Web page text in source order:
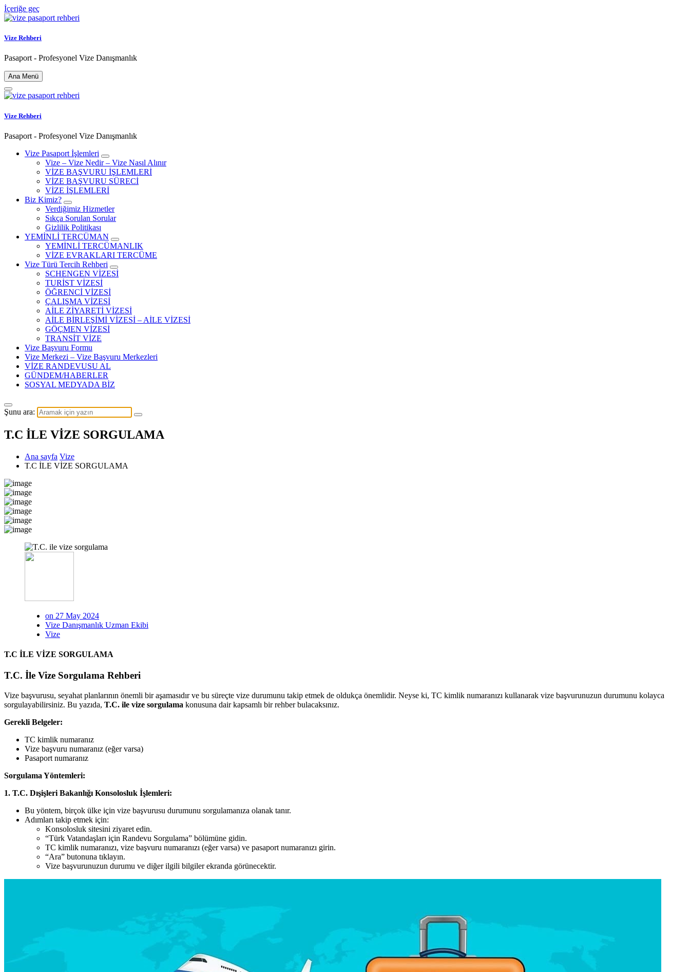
İçeriğe geç
Vize Rehberi
Pasaport - Profesyonel Vize Danışmanlık
Ana Menü
Vize Rehberi
Pasaport - Profesyonel Vize Danışmanlık
Vize Pasaport İşlemleri
Vize – Vize Nedir – Vize Nasıl Alınır
VİZE BAŞVURU İŞLEMLERİ
VİZE BAŞVURU SÜRECİ
VİZE İŞLEMLERİ
Biz Kimiz?
Verdiğimiz Hizmetler
Sıkça Sorulan Sorular
Gizlilik Politikası
YEMİNLİ TERCÜMAN
YEMİNLİ TERCÜMANLIK
VİZE EVRAKLARI TERCÜME
Vize Türü Tercih Rehberi
SCHENGEN VİZESİ
TURİST VİZESİ
ÖĞRENCİ VİZESİ
ÇALIŞMA VİZESİ
AİLE ZİYARETİ VİZESİ
AİLE BİRLEŞİMİ VİZESİ – AİLE VİZESİ
GÖÇMEN VİZESİ
TRANSİT VİZE
Vize Başvuru Formu
Vize Merkezi – Vize Başvuru Merkezleri
VİZE RANDEVUSU AL
GÜNDEM/HABERLER
SOSYAL MEDYADA BİZ
Şunu ara:
T.C İLE VİZE SORGULAMA
Ana sayfa Vize
T.C İLE VİZE SORGULAMA
on 27 May 2024
Vize Danışmanlık Uzman Ekibi
Vize
T.C İLE VİZE SORGULAMA
T.C. İle Vize Sorgulama Rehberi
Vize başvurusu, seyahat planlarının önemli bir aşamasıdır ve bu süreçte vize durumunu takip etmek de oldukça önemlidir. Neyse ki, TC kimlik numaranızı kullanarak vize başvurunuzun durumunu kolayca
sorgulayabilirsiniz. Bu yazıda, T.C. ile vize sorgulama konusuna dair kapsamlı bir rehber bulacaksınız.
Gerekli Belgeler:
TC kimlik numaranız
Vize başvuru numaranız (eğer varsa)
Pasaport numaranız
Sorgulama Yöntemleri:
1. T.C. Dışişleri Bakanlığı Konsolosluk İşlemleri:
Bu yöntem, birçok ülke için vize başvurusu durumunu sorgulamanıza olanak tanır.
Adımları takip etmek için:
Konsolosluk sitesini ziyaret edin.
“Türk Vatandaşları için Randevu Sorgulama” bölümüne gidin.
TC kimlik numaranızı, vize başvuru numaranızı (eğer varsa) ve pasaport numaranızı girin.
“Ara” butonuna tıklayın.
Vize başvurunuzun durumu ve diğer ilgili bilgiler ekranda görünecektir.